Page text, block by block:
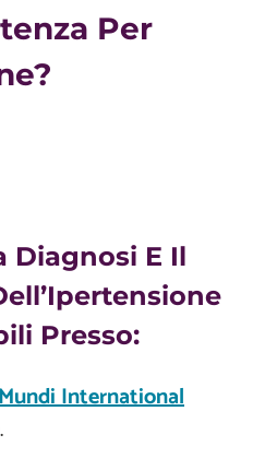
Per
Diagnosi E Il
Presso:
International